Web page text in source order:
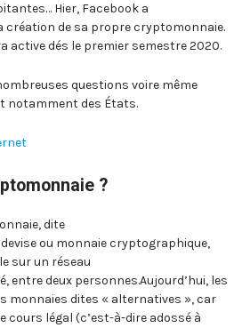
Hier, Facebook a
création de sa propre cryptomonnaie.
active dés le premier semestre 2020.
questions voire même
notamment des États.
?
dite
ou monnaie cryptographique,
sur un réseau
entre deux personnes.Aujourd’hui, les
monnaies dites « alternatives », car
cours légal (c’est-à-dire adossé à